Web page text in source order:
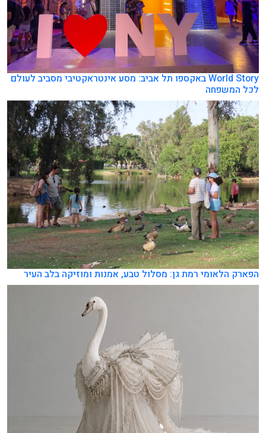
World Story באקספו תל אביב: מסע אינטראקטיבי מסביב לעולם
לכל המשפחה
הפארק הלאומי רמת גן: מסלול טבע, אמנות ומוזיקה בלב העיר